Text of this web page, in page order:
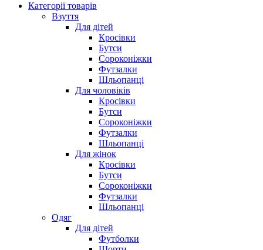
Категорії товарів
Взуття
Для дітей
Кросівки
Бутси
Сороконіжки
Футзалки
Шльопанці
Для чоловіків
Кросівки
Бутси
Сороконіжки
Футзалки
Шльопанці
Для жінок
Кросівки
Бутси
Сороконіжки
Футзалки
Шльопанці
Одяг
Для дітей
Футболки